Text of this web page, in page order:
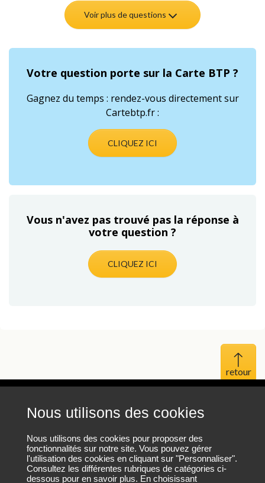
Nous utilisons des cookies
Nous utilisons des cookies pour proposer des
fonctionnalités sur notre site. Vous pouvez gérer
l'utilisation des cookies en cliquant sur "Personnaliser".
Consultez les différentes rubriques de catégories ci-
dessous pour en savoir plus. En choisissant
Voir plus de questions
Votre question porte sur la Carte BTP ?
Gagnez du temps : rendez-vous directement sur
Cartebtp.fr :
CLIQUEZ ICI
Vous n'avez pas trouvé pas la réponse à
votre question ?
CLIQUEZ ICI
Haut
Mentions légales
Protection des données personnelles
Plan du site